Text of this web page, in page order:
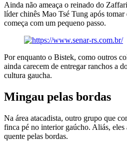
Ainda não ameaça o reinado do
líder chinês Mao Tsé Tung após tomar
começa com um pequeno passo.
Por enquanto o Bistek, como outros
ainda carecem de entregar ranchos a
cultura gaucha.
Mingau pelas bordas
Na área atacadista, outro grupo que
finca pé no interior gaúcho. Aliás, eles
quente pelas bordas.